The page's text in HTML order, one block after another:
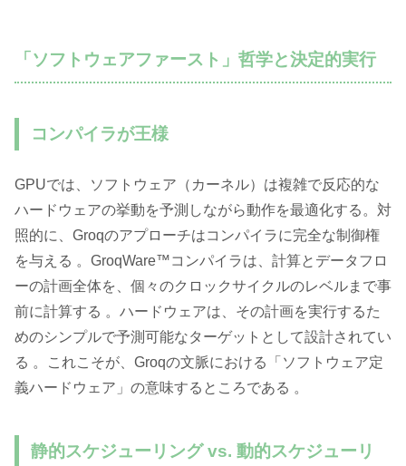
「ソフトウェアファースト」哲学と決定的実行
コンパイラが王様
GPUでは、ソフトウェア（カーネル）は複雑で反応的な
ハードウェアの挙動を予測しながら動作を最適化する。対
照的に、Groqのアプローチはコンパイラに完全な制御権
を与える 。GroqWare™コンパイラは、計算とデータフロ
ーの計画全体を、個々のクロックサイクルのレベルまで事
前に計算する 。ハードウェアは、その計画を実行するた
めのシンプルで予測可能なターゲットとして設計されてい
る 。これこそが、Groqの文脈における「ソフトウェア定
義ハードウェア」の意味するところである 。
静的スケジューリング vs. 動的スケジューリ